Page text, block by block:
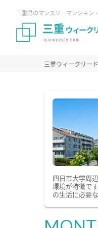
三重県のマンスリーマンション
三重ウィークリー
四日市大学周
環境が特徴で
の生活に必要